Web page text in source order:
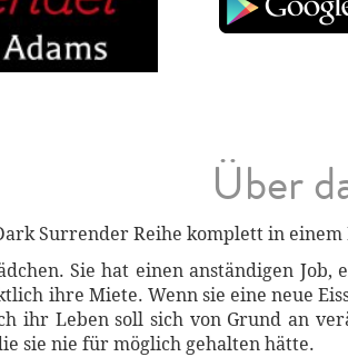
Über
Surrender Reihe komplett in
Sie hat einen anständigen
ihre Miete. Wenn sie eine neue
ihr Leben soll sich von Grund an
sie nie für möglich gehalten hätte.